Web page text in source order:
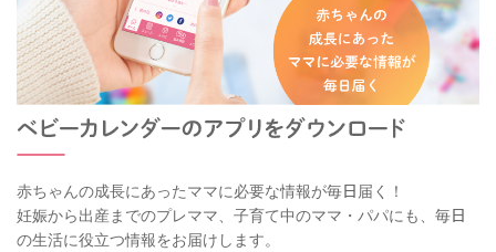
赤ちゃんの成長にあったママに必要な情報が毎日届く！
妊娠から出産までのプレママ、子育て中のママ・パパにも、毎日
の生活に役立つ情報をお届けします。